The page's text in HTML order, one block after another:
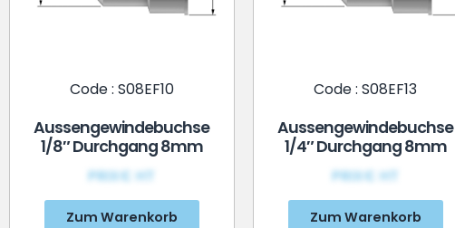
Code : S08EF10
Aussengewindebuchse
1/8″ Durchgang 8mm
PRIX€ HT
Zum Warenkorb
Code : S08EF13
Aussengewindebuchse
1/4″ Durchgang 8mm
PRIX€ HT
Zum Warenkorb